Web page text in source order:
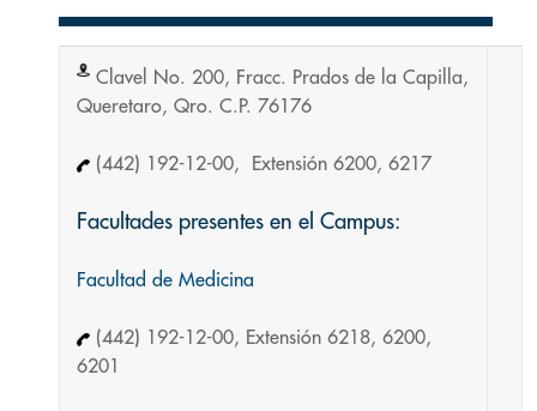
Clavel No. 200, Fracc. Prados de la Capilla,
Queretaro, Qro. C.P. 76176
(442) 192-12-00, Extensión 6200, 6217
Facultades presentes en el Campus:
Facultad de Medicina
(442) 192-12-00, Extensión 6218, 6200,
6201